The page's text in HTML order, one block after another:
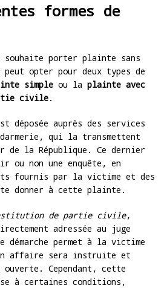
formes de
souhaite porter plainte sans
opter pour deux types de
simple ou la plainte avec
civile.
déposée auprès des services
qui la transmettent
de la République. Ce dernier
ou non une enquête, en
fournis par la victime et des
donner à cette plainte.
de partie civile,
adressée au juge
permet à la victime
affaire sera instruite et
ouverte. Cependant, cette
à certaines conditions,